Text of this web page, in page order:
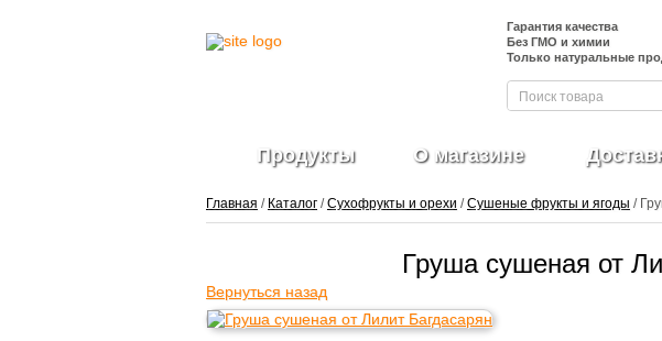
Гарантия качества
Без ГМО и химии
Только натуральные
Продукты О магазине
Главная / Каталог /Сухофрукты и орехи /Сушеные фрукты и ягоды /
Груша сушеная от
Вернуться назад